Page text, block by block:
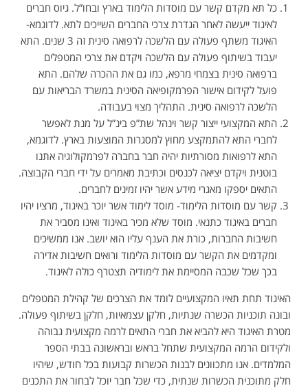
כל תא מקדם קשר עם מוסדות הלימוד בארץ ובחו”ל. גיוס חברים
לאיגוד ייעשה לאחר הגדרת צרכי החברים השייכים לתא. לדוגמא-
האיגוד משתף פעולה עם הלשכה לרפואה סינית זה 3 שנים. התא
יעבוד בשיתוף פעולה עם הלשכה ויקדם את צרכי המטפלים
ברפואה סינית בצמחי מרפא, כמו גם את ההכרה שלהם. התא
פועל לקידום אישור הפרמקופיאה הסינית במשרד הבריאות עם
הלשכה לרפואה סינית. התהליך מצוי בעבודה.
התא המקצועי ייצור קשר וינהל שת”פ בינ”ל על מנת לאפשר
לחברי התא להתמקצע מחוץ למסגרות המוצעות בארץ. לדוגמא,
התא לרפואות מסורתיות יהיה חבר בחברה לפרמקולוגיה אתנו
בוטנית ויקדם יציאה לכנסים וכתיבת מאמרים על ידי חברי הקבוצה.
התאים יספקו מאגרי מידע אשר יהיו זמינים לחברים.
קשר עם מוסדות הלימוד- מוסד לימוד אשר יוכר באיגוד, מרציו יהיו
חברים באיגוד כתנאי. מוסד שלא מכיר באיגוד ואינו מסביר את
חשיבות החברות, כורת את הענף עליו הוא יושב. אנו ממשיכים
ומקדמים את הקשר עם מוסדות הלימוד ורואים חשיבות אדירה
בכך שכל שכבה המסיימת את לימודיה תצטרף כולה לאיגוד.
האיגוד תחת תאיו המקצועיים לומד את הצרכים של קהילת המטפלים
ובונה תוכניות הכשרה שנתיות, חלקן עצמאיות, חלקן בשיתוף פעולה.
מטרת האיגוד היא להביא את חברי התאים לרמה מקצועית גבוהה
ולקידום הרמה המקצועית שתחל בראש ובראשונה בבתי הספר
המלמדים. אנו מתכוונים לבנות הכשרות קבועות בכל חודש, שיהיו
חלק מתוכנית הכשרות שנתית, כדי שכל חבר יוכל לבחור את התכנים